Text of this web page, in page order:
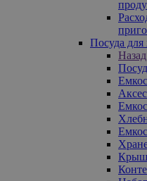
Посуда для
Назад